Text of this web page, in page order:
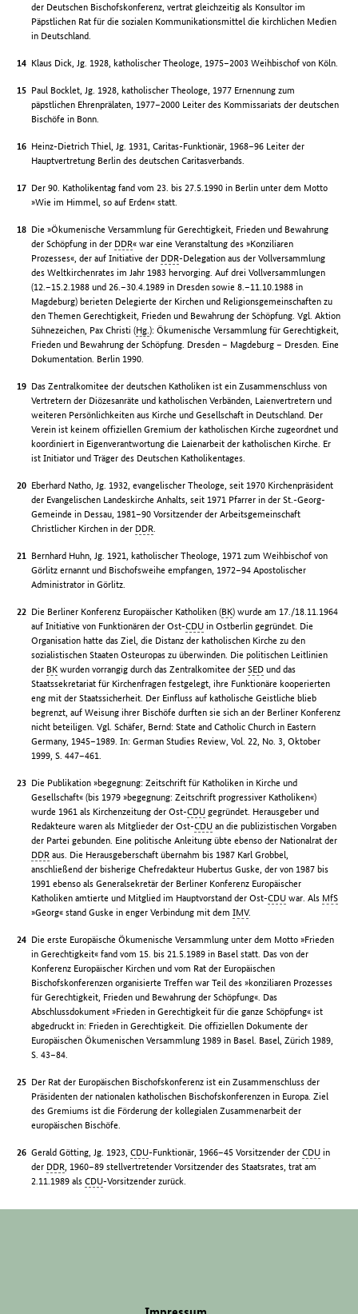
der Deutschen Bischofskonferenz, vertrat gleichzeitig als Konsultor im
Päpstlichen Rat für die sozialen Kommunikationsmittel die kirchlichen Medien
in Deutschland.
Klaus Dick, Jg. 1928, katholischer Theologe, 1975–2003 Weihbischof von Köln.
Paul Bocklet, Jg. 1928, katholischer Theologe, 1977 Ernennung zum
päpstlichen Ehrenprälaten, 1977–2000 Leiter des Kommissariats der deutschen
Bischöfe in Bonn.
Heinz-Dietrich Thiel, Jg. 1931, Caritas-Funktionär, 1968–96 Leiter der
Hauptvertretung Berlin des deutschen Caritasverbands.
Der 90. Katholikentag fand vom 23. bis 27.5.1990 in Berlin unter dem Motto
»Wie im Himmel, so auf Erden« statt.
Die »Ökumenische Versammlung für Gerechtigkeit, Frieden und Bewahrung
der Schöpfung in der DDR« war eine Veranstaltung des »Konziliaren
Prozesses«, der auf Initiative der DDR-Delegation aus der Vollversammlung
des Weltkirchenrates im Jahr 1983 hervorging. Auf drei Vollversammlungen
(12.–15.2.1988 und 26.–30.4.1989 in Dresden sowie 8.–11.10.1988 in
Magdeburg) berieten Delegierte der Kirchen und Religionsgemeinschaften zu
den Themen Gerechtigkeit, Frieden und Bewahrung der Schöpfung. Vgl. Aktion
Sühnezeichen, Pax Christi (Hg.): Ökumenische Versammlung für Gerechtigkeit,
Frieden und Bewahrung der Schöpfung. Dresden – Magdeburg – Dresden. Eine
Dokumentation. Berlin 1990.
Das Zentralkomitee der deutschen Katholiken ist ein Zusammenschluss von
Vertretern der Diözesanräte und katholischen Verbänden, Laienvertretern und
weiteren Persönlichkeiten aus Kirche und Gesellschaft in Deutschland. Der
Verein ist keinem offiziellen Gremium der katholischen Kirche zugeordnet und
koordiniert in Eigenverantwortung die Laienarbeit der katholischen Kirche. Er
ist Initiator und Träger des Deutschen Katholikentages.
Eberhard Natho, Jg. 1932, evangelischer Theologe, seit 1970 Kirchenpräsident
der Evangelischen Landeskirche Anhalts, seit 1971 Pfarrer in der St.-Georg-
Gemeinde in Dessau, 1981–90 Vorsitzender der Arbeitsgemeinschaft
Christlicher Kirchen in der DDR.
Bernhard Huhn, Jg. 1921, katholischer Theologe, 1971 zum Weihbischof von
Görlitz ernannt und Bischofsweihe empfangen, 1972–94 Apostolischer
Administrator in Görlitz.
Die Berliner Konferenz Europäischer Katholiken (BK) wurde am 17./18.11.1964
auf Initiative von Funktionären der Ost-CDU in Ostberlin gegründet. Die
Organisation hatte das Ziel, die Distanz der katholischen Kirche zu den
sozialistischen Staaten Osteuropas zu überwinden. Die politischen Leitlinien
der BK wurden vorrangig durch das Zentralkomitee derSED und das
Staatssekretariat für Kirchenfragen festgelegt, ihre Funktionäre kooperierten
eng mit der Staatssicherheit. Der Einfluss auf katholische Geistliche blieb
begrenzt, auf Weisung ihrer Bischöfe durften sie sich an der Berliner Konferenz
nicht beteiligen. Vgl. Schäfer, Bernd: State and Catholic Church in Eastern
Germany, 1945–1989. In: German Studies Review, Vol. 22, No. 3, Oktober
1999, S. 447–461.
Die Publikation »begegnung: Zeitschrift für Katholiken in Kirche und
Gesellschaft« (bis 1979 »begegnung: Zeitschrift progressiver Katholiken«)
wurde 1961 als Kirchenzeitung der Ost-CDU gegründet. Herausgeber und
Redakteure waren als Mitglieder der Ost-CDU an die publizistischen Vorgaben
der Partei gebunden. Eine politische Anleitung übte ebenso der Nationalrat der
DDR aus. Die Herausgeberschaft übernahm bis 1987 Karl Grobbel,
anschließend der bisherige Chefredakteur Hubertus Guske, der von 1987 bis
1991 ebenso als Generalsekretär der Berliner Konferenz Europäischer
Katholiken amtierte und Mitglied im Hauptvorstand der Ost-CDU war. Als MfS
»Georg« stand Guske in enger Verbindung mit demIMV.
Die erste Europäische Ökumenische Versammlung unter dem Motto »Frieden
in Gerechtigkeit« fand vom 15. bis 21.5.1989 in Basel statt. Das von der
Konferenz Europäischer Kirchen und vom Rat der Europäischen
Bischofskonferenzen organisierte Treffen war Teil des »konziliaren Prozesses
für Gerechtigkeit, Frieden und Bewahrung der Schöpfung«. Das
Abschlussdokument »Frieden in Gerechtigkeit für die ganze Schöpfung« ist
abgedruckt in: Frieden in Gerechtigkeit. Die offiziellen Dokumente der
Europäischen Ökumenischen Versammlung 1989 in Basel. Basel, Zürich 1989,
S. 43–84.
Der Rat der Europäischen Bischofskonferenz ist ein Zusammenschluss der
Präsidenten der nationalen katholischen Bischofskonferenzen in Europa. Ziel
des Gremiums ist die Förderung der kollegialen Zusammenarbeit der
europäischen Bischöfe.
Gerald Götting, Jg. 1923,CDU-Funktionär, 1966–45 Vorsitzender derCDU in
der DDR, 1960–89 stellvertretender Vorsitzender des Staatsrates, trat am
2.11.1989 alsCDU-Vorsitzender zurück.